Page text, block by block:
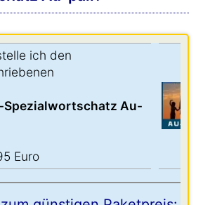
ich den
Spezialwortschatz Au-
Euro